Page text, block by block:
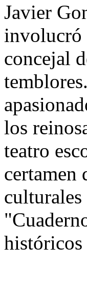
Javier
involucró
concejal
los
teatro
certamen
históricos